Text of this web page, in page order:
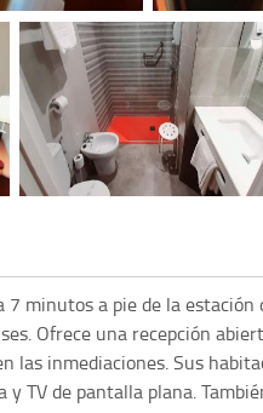
7 minutos a pie de la
Ofrece una recepción
las inmediaciones. Sus
y TV de pantalla plana.